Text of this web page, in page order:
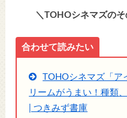
＼TOHOシネマズの
合わせて読みたい
TOHOシネマズ「
リームがうまい！種類
| つきみず書庫